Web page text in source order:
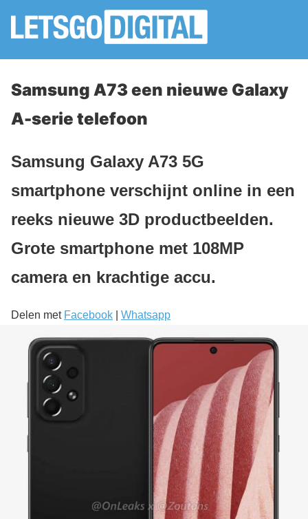
Samsung A73 een nieuwe Galaxy
A-serie telefoon
Samsung Galaxy A73 5G
smartphone verschijnt online in een
reeks nieuwe 3D productbeelden.
Grote smartphone met 108MP
camera en krachtige accu.
Delen met Facebook Whatsapp